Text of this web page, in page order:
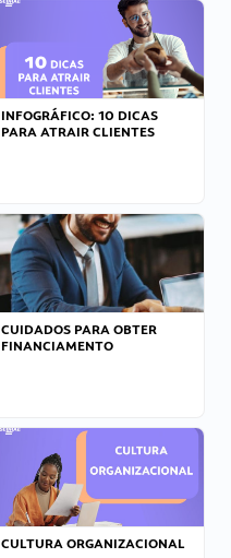
INFOGRÁFICO: 10 DICAS
PARA ATRAIR CLIENTES
CUIDADOS PARA OBTER
FINANCIAMENTO
CULTURA ORGANIZACIONAL